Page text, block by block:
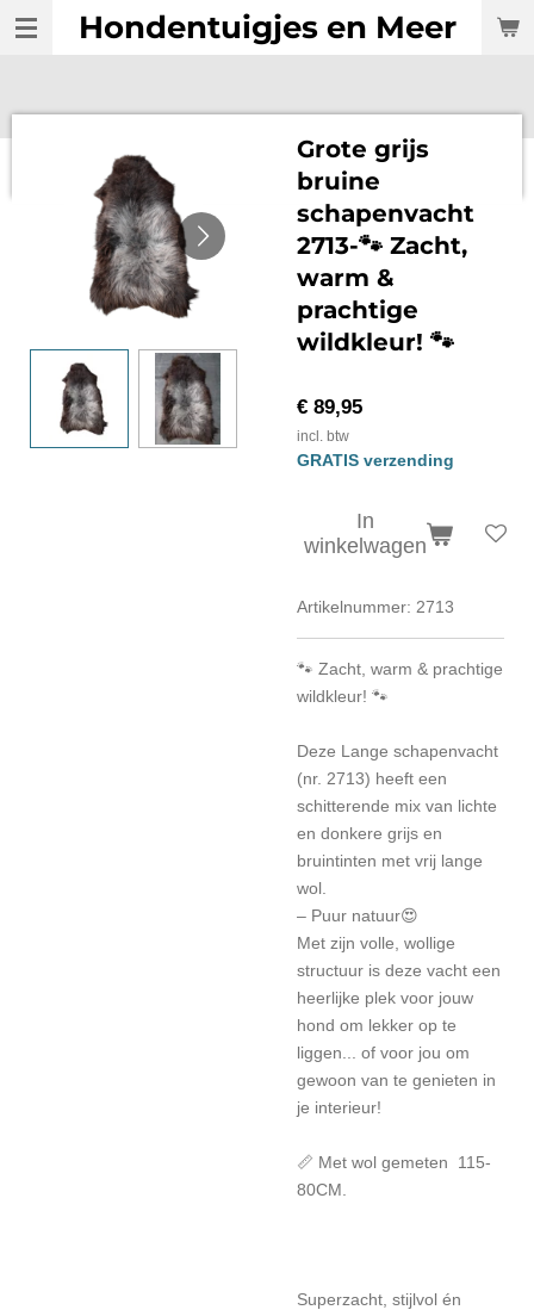
Ga
direct
Hondentuigjes en Meer
Grote grijs
bruine
schapenvacht
2713-🐾 Zacht,
warm &
prachtige
wildkleur! 🐾
€ 89,95
incl. btw
GRATIS verzending
In
winkelwagen
Artikelnummer: 2713
🐾 Zacht, warm & prachtige
wildkleur! 🐾
Deze Lange schapenvacht
(nr. 2713) heeft een
schitterende mix van lichte
en donkere grijs en
bruintinten met vrij lange
wol.
– Puur natuur😍
Met zijn volle, wollige
structuur is deze vacht een
heerlijke plek voor jouw
hond om lekker op te
liggen... of voor jou om
gewoon van te genieten in
je interieur!
📏 Met wol gemeten 115-
80CM.
Superzacht, stijlvol én